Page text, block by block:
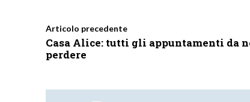
Articolo precedente
Casa Alice: tutti gli appuntamenti da
perdere